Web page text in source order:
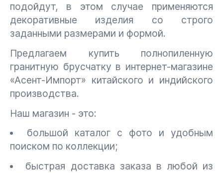
подойдут, в этом случае применяются
декоративные изделия со строго
заданными размерами и формой.
Предлагаем купить полнопиленную
гранитную брусчатку в интернет-магазине
«Асент-Импорт» китайского и индийского
производства.
Наш магазин - это:
большой каталог с фото и удобным
поиском по коллекции;
быстрая доставка заказа в любой из